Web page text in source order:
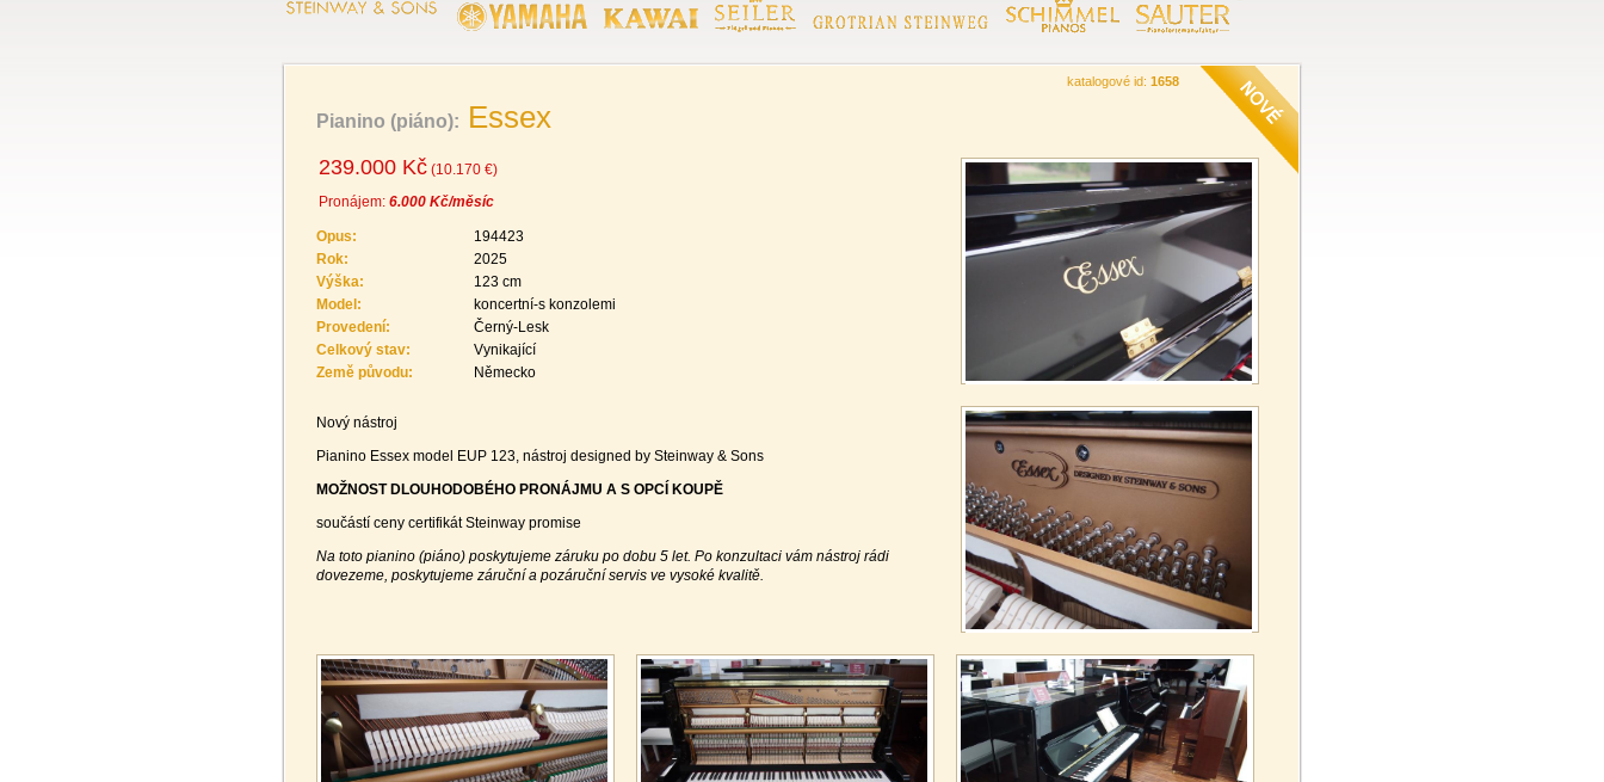
katalogové id: 1658
Pianino (piáno): Essex
239.000 Kč(10.170 €)
Pronájem:6.000 Kč/měsíc
Opus:
194423
Rok:
2025
Výška:
123 cm
Model:
koncertní-s konzolemi
Provedení:
Černý-Lesk
Celkový stav:
Vynikající
Země původu:
Německo
Nový nástroj
Pianino Essex model EUP 123, nástroj designed by Steinway & Sons
MOŽNOST DLOUHODOBÉHO PRONÁJMU A S OPCÍ KOUPĚ
součástí ceny certifikát Steinway promise
Na toto pianino (piáno) poskytujeme záruku po dobu 5 let. Po konzultaci vám nástroj rádi
dovezeme, poskytujeme záruční a pozáruční servis ve vysoké kvalitě.